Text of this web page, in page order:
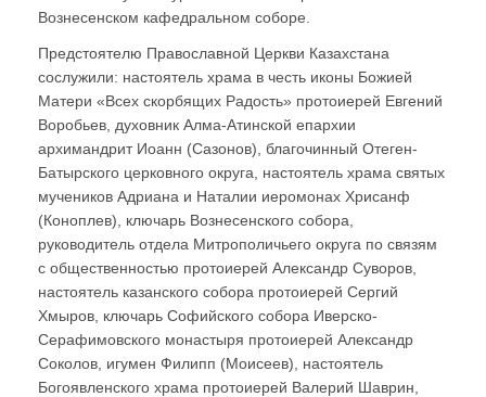
Вознесенском кафедральном соборе.
Предстоятелю Православной Церкви Казахстана
сослужили: настоятель храма в честь иконы Божией
Матери «Всех скорбящих Радость» протоиерей Евгений
Воробьев, духовник Алма-Атинской епархии
архимандрит Иоанн (Сазонов), благочинный Отеген-
Батырского церковного округа, настоятель храма святых
мучеников Адриана и Наталии иеромонах Хрисанф
(Коноплев), ключарь Вознесенского собора,
руководитель отдела Митрополичьего округа по связям
с общественностью протоиерей Александр Суворов,
настоятель казанского собора протоиерей Сергий
Хмыров, ключарь Софийского собора Иверско-
Серафимовского монастыря протоиерей Александр
Соколов, игумен Филипп (Моисеев), настоятель
Богоявленского храма протоиерей Валерий Шаврин,